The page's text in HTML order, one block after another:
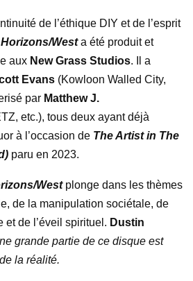
de l’éthique DIY et de l’esprit
Horizons/Westa été produit et
aux New Grass Studios. Il a
Evans (Kowloon Walled City,
par Matthew J.
etc.), tous deux ayant déjà
à l’occasion de The Artist in The
paru en 2023.
Westplonge dans les thèmes
de la manipulation sociétale, de
et de l’éveil spirituel. Dustin
grande partie de ce disque est
la réalité.